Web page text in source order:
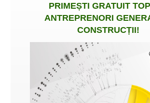
PRIMEȘTI GRATUIT
ANTREPRENORI
CONSTRUCȚII!